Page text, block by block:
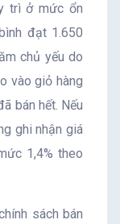
trì ở mức ổn
đạt 1.650
chủ yếu do
vào giỏ hàng
bán hết. Nếu
ghi nhận giá
1,4% theo
sách bán